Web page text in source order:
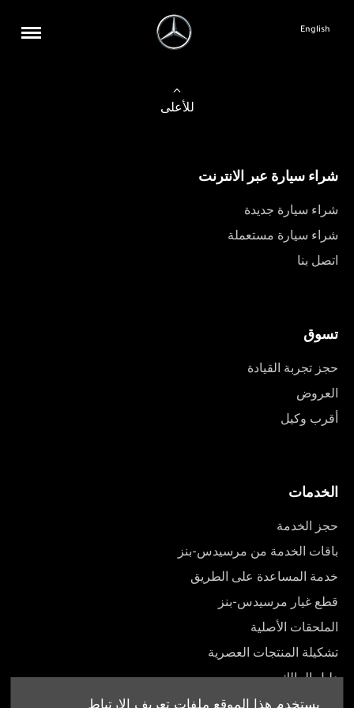
يستخدم هذا الموقع ملفات تعريف الارتباط
English
للأعلى
شراء سيارة عبر الانترنت
شراء سيارة جديدة
شراء سيارة مستعملة
اتصل بنا
تسوق
حجز تجربة القيادة
العروض
أقرب وكيل
الخدمات
حجز الخدمة
باقات الخدمة من مرسيدس-بنز
خدمة المساعدة على الطريق
قطع غيار مرسيدس-بنز
الملحقات الأصلية
تشكيلة المنتجات العصرية
دليل المالك